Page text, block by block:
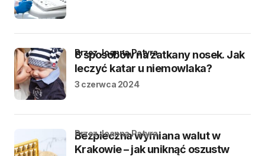
8 sposobów na zatkany nosek. Jak
leczyć katar u niemowlaka?
przez Joanna Patyra
3 czerwca 2024
Bezpieczna wymiana walut w
Krakowie – jak uniknąć oszustw
przez Joanna Patyra